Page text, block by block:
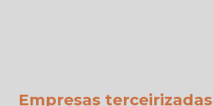
Empresas terceirizadas